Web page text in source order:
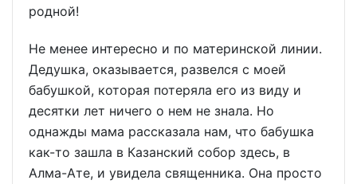
родной!
Не менее интересно и по материнской линии.
Дедушка, оказывается, развелся с моей
бабушкой, которая потеряла его из виду и
десятки лет ничего о нем не знала. Но
однажды мама рассказала нам, что бабушка
как-то зашла в Казанский собор здесь, в
Алма-Ате, и увидела священника. Она просто